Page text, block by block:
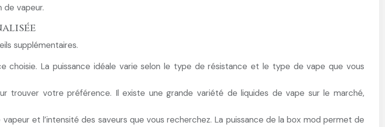
vapeur.
supplémentaires.
choisie. La puissance idéale varie selon le type de résistance et le type de vape que vous
trouver votre préférence. Il existe une grande variété de liquides de vape sur le marché,
et l’intensité des saveurs que vous recherchez. La puissance de la box mod permet de